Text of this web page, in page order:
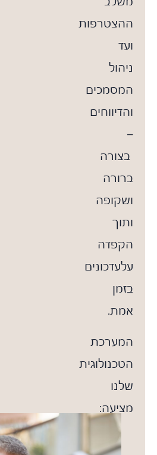
ההצטרפות
ניהול
המסמכים
והדיווחים
בצורה
ברורה
ושקופה
הקפדה
עלעדכונים
אמת.
המערכת
הטכנולוגית
מציעה:
נוחות